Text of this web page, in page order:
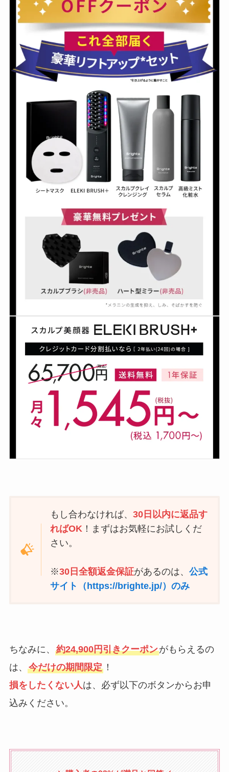
もし合わなければ、30日以内に返品す
ればOK ！まずはお気軽にお試しくだ
さい。
※30日全額返金保証があるのは、公式
サイト（https://brighte.jp/）のみ
ちなみに、 約24,900円引きクーポンがもらえるの
は、 今だけの期間限定！
損をしたくない人 は、必ず以下のボタンからお申
込みください。